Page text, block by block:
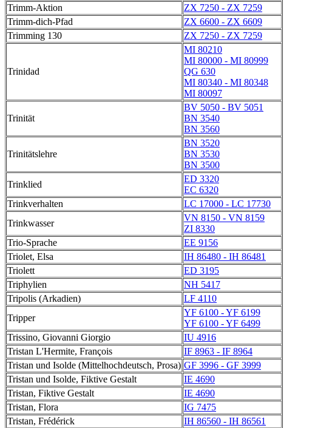
Trimm-Aktion
ZX 7250 - ZX 7259
Trimm-dich-Pfad
ZX 6600 - ZX 6609
Trimming 130
ZX 7250 - ZX 7259
Trinidad
MI 80210
MI 80000 - MI 80999
QG 630
MI 80340 - MI 80348
MI 80097
Trinität
BV 5050 - BV 5051
BN 3540
BN 3560
Trinitätslehre
BN 3520
BN 3530
BN 3500
Trinklied
ED 3320
EC 6320
Trinkverhalten
LC 17000 - LC 17730
Trinkwasser
VN 8150 - VN 8159
ZI 8330
Trio-Sprache
EE 9156
Triolet, Elsa
IH 86480 - IH 86481
Triolett
ED 3195
Triphylien
NH 5417
Tripolis (Arkadien)
LF 4110
Tripper
YF 6100 - YF 6199
YF 6100 - YF 6499
Trissino, Giovanni Giorgio
IU 4916
Tristan L'Hermite, François
IF 8963 - IF 8964
Tristan und Isolde (Mittelhochdeutsch, Prosa) GF 3996 - GF 3999
Tristan und Isolde, Fiktive Gestalt
IE 4690
Tristan, Fiktive Gestalt
IE 4690
Tristan, Flora
IG 7475
Tristan, Frédérick
IH 86560 - IH 86561